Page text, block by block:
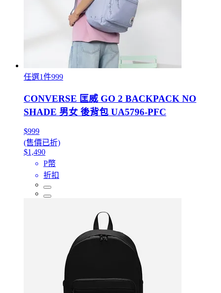
任選1件999
CONVERSE 匡威 GO 2 BACKPACK NO
SHADE 男女 後背包 UA5796-PFC
$999
(售價已折)
$1,490
P幣
折扣